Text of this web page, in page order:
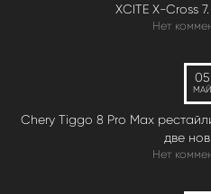
XCITE X-Cross
Нет
05
МАЙ
Chery Tiggo 8 Pro Max
две
Нет